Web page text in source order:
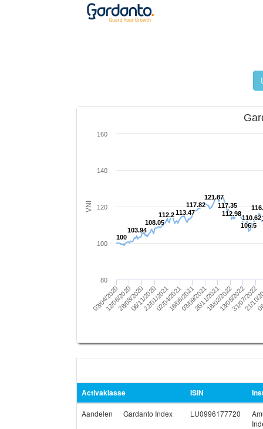
VNI
100
103.94
108.05
112.2113.47
117.82
121.87
117.35
112.98
106.5
110.62
03/04/2020 31/07/2022
12/06/202028/08/202006/11/202022/01/202102/04/202118/06/202103/09/202126/11/202118/02/202213/05/202221/
80
100
120
140
160
Activaklasse ISIN
Aandelen Gardanto Index LU0996177720